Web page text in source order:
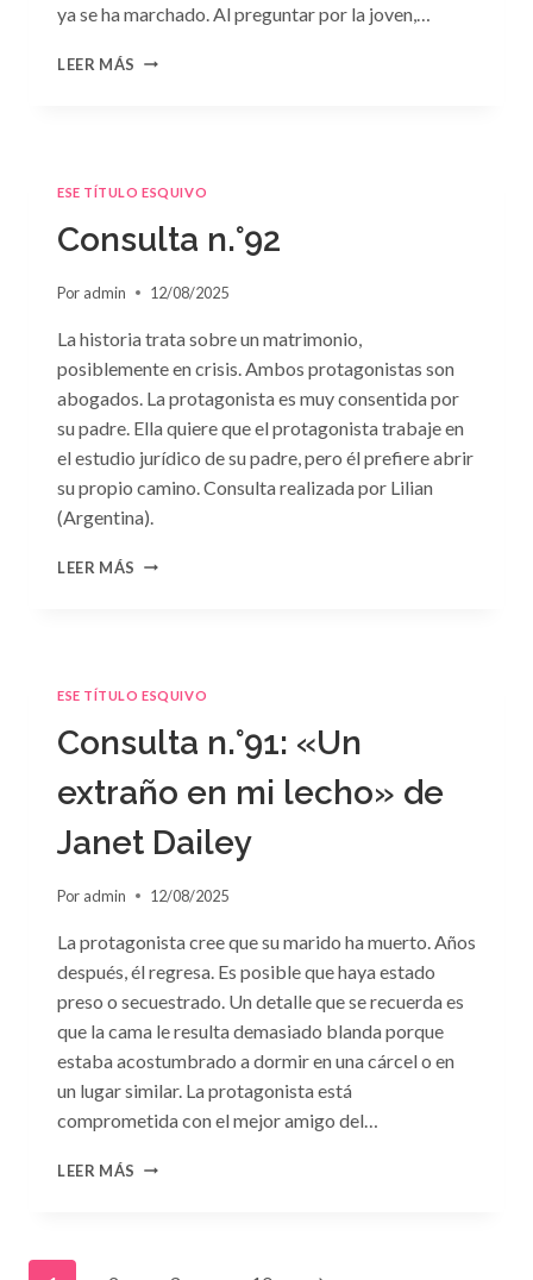
ya se ha marchado. Al preguntar por la joven,…
LEER MÁS CONSULTA
MAGNATE
GRIEGO»
DE
BAIRD
ESE TÍTULO ESQUIVO
Consulta n.°92
Por admin 12/08/2025
La historia trata sobre un matrimonio,
posiblemente en crisis. Ambos protagonistas son
abogados. La protagonista es muy consentida por
su padre. Ella quiere que el protagonista trabaje en
el estudio jurídico de su padre, pero él prefiere abrir
su propio camino. Consulta realizada por Lilian
(Argentina).
LEER MÁS CONSULTA
ESE TÍTULO ESQUIVO
Consulta n.°91: «Un
extraño en mi lecho» de
Janet Dailey
Por admin 12/08/2025
La protagonista cree que su marido ha muerto. Años
después, él regresa. Es posible que haya estado
preso o secuestrado. Un detalle que se recuerda es
que la cama le resulta demasiado blanda porque
estaba acostumbrado a dormir en una cárcel o en
un lugar similar. La protagonista está
comprometida con el mejor amigo del…
LEER MÁS CONSULTA